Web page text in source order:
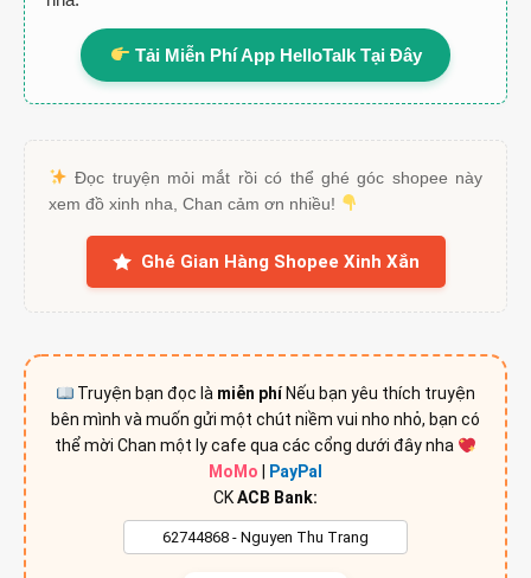
Tải Miễn Phí App HelloTalk Tại Đây
Đọc truyện mỏi mắt rồi có thể ghé góc shopee này
xem đồ xinh nha, Chan cảm ơn nhiều!
Ghé Gian Hàng Shopee Xinh Xắn
Truyện bạn đọc là miễn phíNếu bạn yêu thích truyện
bên mình và muốn gửi một chút niềm vui nho nhỏ, bạn có
thể mời Chan một ly cafe qua các cổng dưới đây nha
MoMo
PayPal
CKACB Bank: